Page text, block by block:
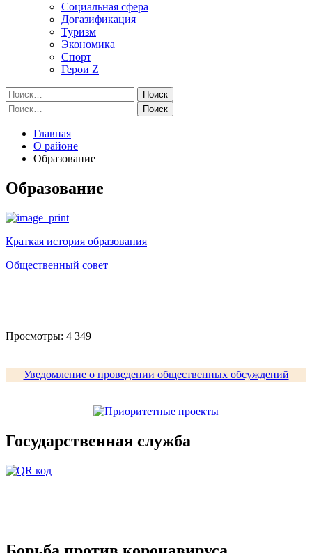
Социальная сфера
Догазификация
Туризм
Экономика
Спорт
Герои Z
Найти:
Найти:
Главная
О районе
Образование
Образование
Краткая история образования
Общественный совет
Просмотры: 4 349
Уведомление о проведении общественных обсуждений
Государственная служба